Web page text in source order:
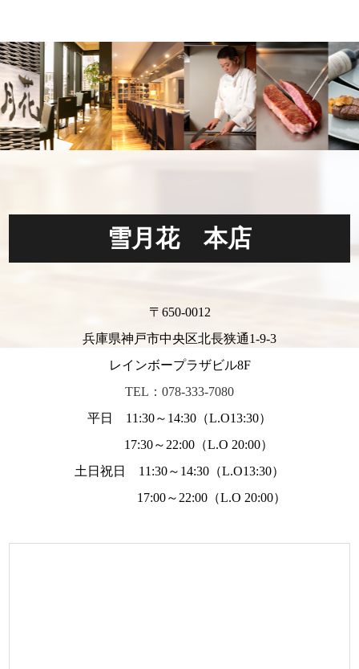
雪月花 本店
〒650-0012
兵庫県神戸市中央区北長狭通1-9-3
レインボープラザビル8F
TEL：078-333-7080
平日 11:30～14:30（L.O13:30）
17:30～22:00（L.O 20:00）
土日祝日 11:30～14:30（L.O13:30）
17:00～22:00（L.O 20:00）